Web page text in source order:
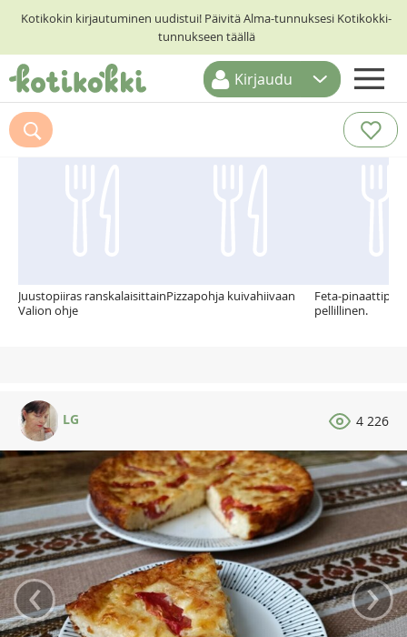
Kotikokin kirjautuminen uudistui! Päivitä Alma-tunnuksesi Kotikokki-
tunnukseen täällä
ETUSIVU
RESEPTIHAKU
Kirjaudu
Suosittelemme myös
Juustopiiras ranskalaisittain
Valion ohje
Pizzapohja kuivahiivaan
Feta-
pellillinen.
LG 4 226
‹ ›